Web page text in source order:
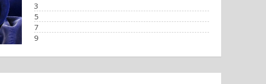
3
5
7
9